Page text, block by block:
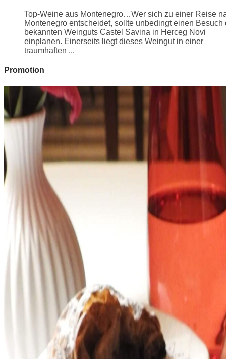
Top-Weine aus Montenegro…Wer sich zu einer Reise
Montenegro entscheidet, sollte unbedingt einen Besuch
bekannten Weinguts Castel Savina in Herceg Novi
einplanen. Einerseits liegt dieses Weingut in einer
traumhaften ...
Promotion